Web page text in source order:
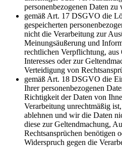
personenbezogenen Daten zu
gemäß Art. 17 DSGVO die
gespeicherten
nicht die Verarbeitung zur
Meinungsäußerung und
rechtlichen Verpflichtung, aus
Interesses oder zur
Verteidigung von
gemäß Art. 18 DSGVO die
Ihrer personenbezogenen
Richtigkeit der Daten von
Verarbeitung unrechtmäßig
ablehnen und wir die Daten
diese zur Geltendmachung,
Rechtsansprüchen benötigen
Widerspruch gegen die